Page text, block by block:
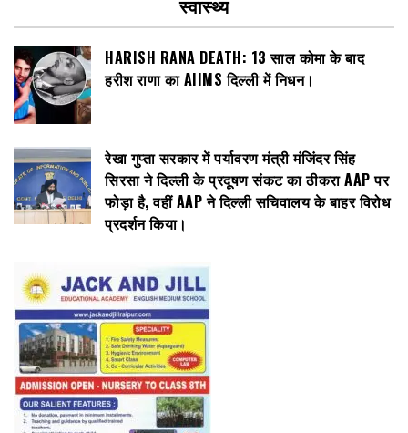
स्वास्थ्य
HARISH RANA DEATH: 13 साल कोमा के बाद
हरीश राणा का AIIMS दिल्ली में निधन।
रेखा गुप्ता सरकार में पर्यावरण मंत्री मंजिंदर सिंह
सिरसा ने दिल्ली के प्रदूषण संकट का ठीकरा AAP पर
फोड़ा है, वहीं AAP ने दिल्ली सचिवालय के बाहर विरोध
प्रदर्शन किया।